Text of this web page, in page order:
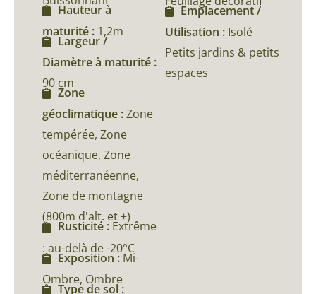
Hauteur à
maturité : 1,2m
Largeur /
Diamètre à maturité :
90 cm
Zone
géoclimatique :Zone
tempérée, Zone
océanique, Zone
méditerranéenne,
Zone de montagne
(800m d'alt. et +)
Rusticité : Extrême
: au-delà de -20°C
Exposition :Mi-
Ombre, Ombre
Type de sol :
Emplacement /
Utilisation : Isolé
Petits jardins & petits
espaces